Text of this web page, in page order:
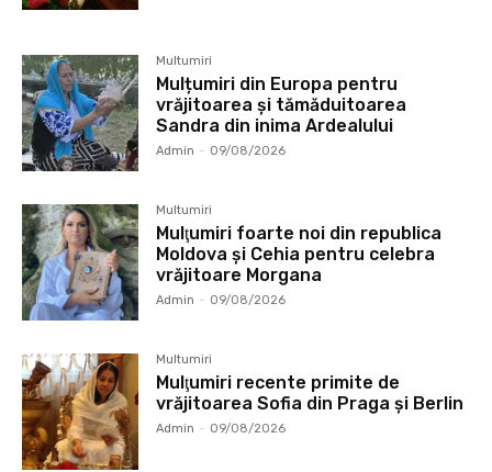
Multumiri
Mulțumiri din Europa pentru
vrăjitoarea și tămăduitoarea
Sandra din inima Ardealului
Admin - 09/08/2026
Multumiri
Mulţumiri foarte noi din republica
Moldova și Cehia pentru celebra
vrăjitoare Morgana
Admin - 09/08/2026
Multumiri
Mulţumiri recente primite de
vrăjitoarea Sofia din Praga și Berlin
Admin - 09/08/2026